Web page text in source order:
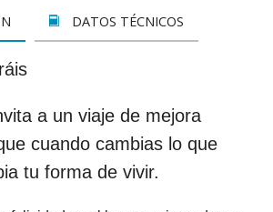
DATOS TÉCNICOS
a un viaje de mejora
cuando cambias lo que
tu forma de vivir.